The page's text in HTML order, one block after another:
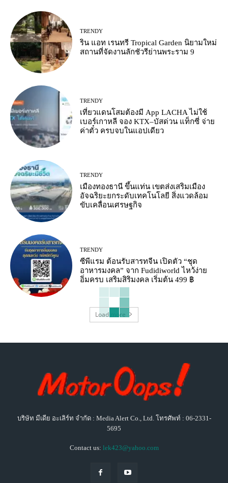
TRENDY
ริน แอท เรนทรี Tropical Garden นิยามใหม่
สถานที่จัดงานลักชัวรีย่านพระราม 9
TRENDY
เที่ยวแดนโสมต้องมี App LACHA ไม่ใช้
เบอร์เกาหลี จอง KTX–บัสด่วน แท็กซี่ จ่าย
ค่าตั๋ว ครบจบในแอปเดียว
TRENDY
เมืองทองธานี ขึ้นแท่น เขตส่งเสริมเมือง
อัจฉริยะยกระดับเทคโนโลยี สิ่งแวดล้อม
ขับเคลื่อนเศรษฐกิจ
TRENDY
ซีพีแรม ต้อนรับสารทจีน เปิดตัว “ชุด
อาหารมงคล” จาก Fudidiworld ไหว้ง่าย
อิ่มครบ เสริมสิริมงคล เริ่มต้น 499 ฿
Load more
บริษัท มีเดีย อะเลิร์ท จำกัด : Media Alert Co., Ltd. โทรศัพท์ : 06-2331-
5695
Contact us: lek423@yahoo.com